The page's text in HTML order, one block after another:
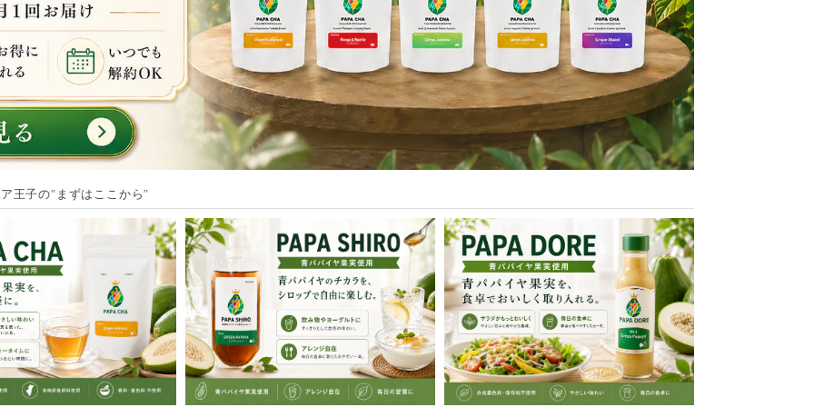
王子の"まずはここから"